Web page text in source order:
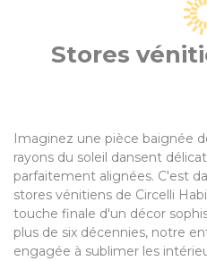
Stores
Imaginez une pièce baignée
rayons du soleil dansent
parfaitement alignées. C'est
stores vénitiens de Circelli
touche finale d'un décor
plus de six décennies, notre
engagée à sublimer les